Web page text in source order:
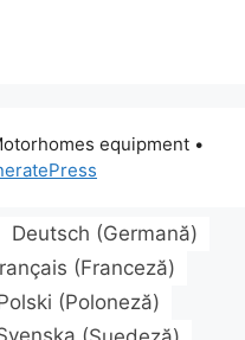
equipment•
Deutsch (Germană)
(Franceză)
(Poloneză)